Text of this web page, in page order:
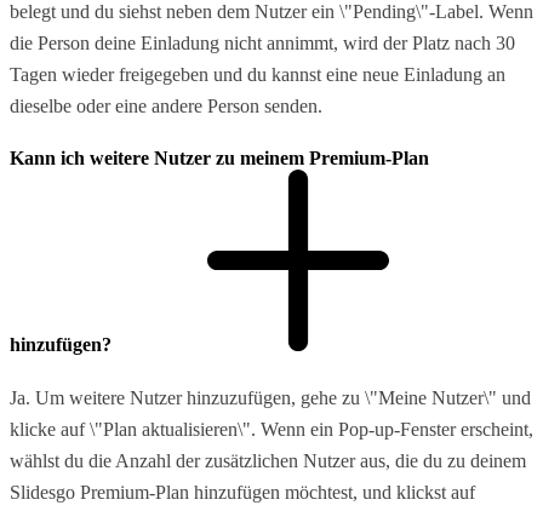
belegt und du siehst neben dem Nutzer ein \"Pending\"-Label. Wenn
die Person deine Einladung nicht annimmt, wird der Platz nach 30
Tagen wieder freigegeben und du kannst eine neue Einladung an
dieselbe oder eine andere Person senden.
Kann ich weitere Nutzer zu meinem Premium-Plan
hinzufügen?
Ja. Um weitere Nutzer hinzuzufügen, gehe zu \"Meine Nutzer\" und
klicke auf \"Plan aktualisieren\". Wenn ein Pop-up-Fenster erscheint,
wählst du die Anzahl der zusätzlichen Nutzer aus, die du zu deinem
Slidesgo Premium-Plan hinzufügen möchtest, und klickst auf